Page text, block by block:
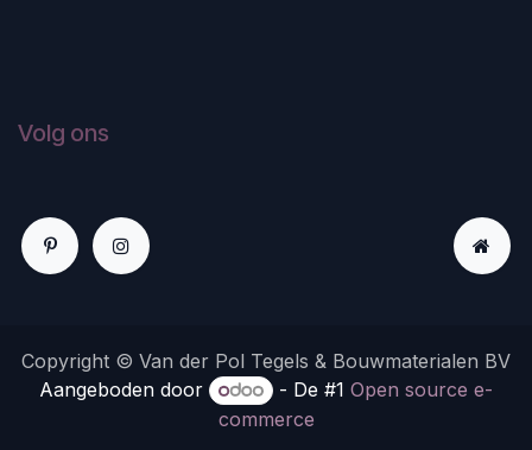
Volg ons
Copyright © Van der Pol Tegels & Bouwmaterialen BV
Aangeboden door
- De #1Open source e-
commerce